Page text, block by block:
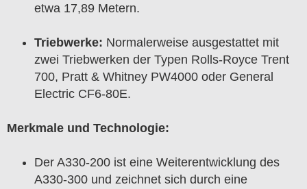
etwa 17,89 Metern.
Triebwerke: Normalerweise ausgestattet mit
zwei Triebwerken der Typen Rolls-Royce Trent
700, Pratt & Whitney PW4000 oder General
Electric CF6-80E.
Merkmale und Technologie:
Der A330-200 ist eine Weiterentwicklung des
A330-300 und zeichnet sich durch eine